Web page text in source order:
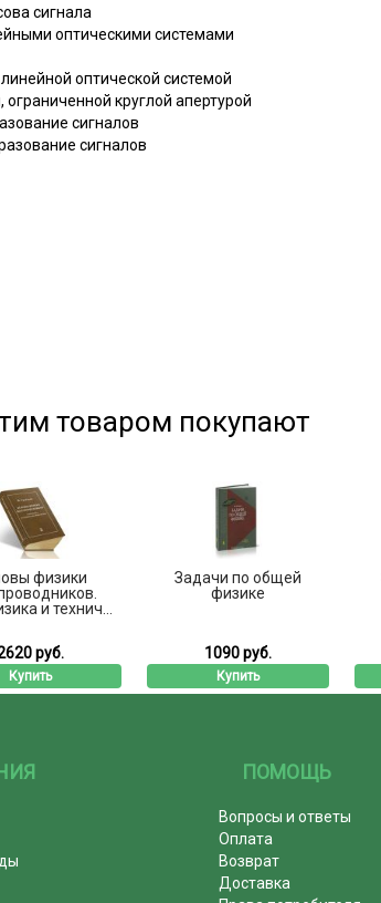
сигнала
оптическими системами
оптической системой
круглой апертурой
сигналов
сигналов
товаром покупают
физики
и технич...
руб.
Купить
Задачи по общей
физике
1090 руб.
Купить
ПОМОЩЬ
Вопросы и ответы
Оплата
Возврат
Доставка